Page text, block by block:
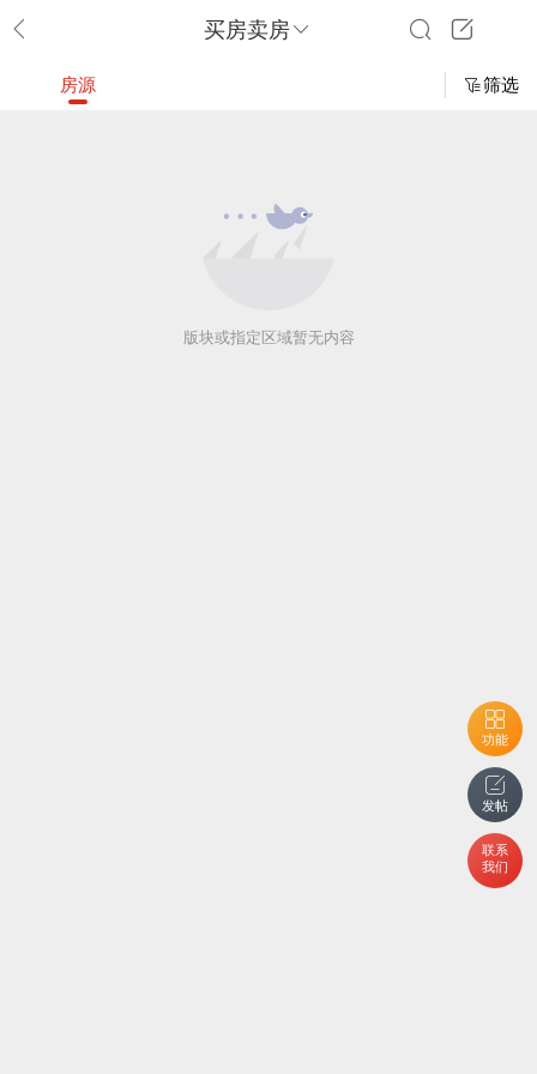
买房卖房
功能
发帖
联系
我们
房源 筛选
版块或指定区域暂无内容